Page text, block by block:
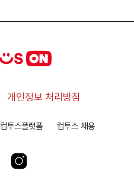
개인정보 처리방침
컴투스플랫폼 컴투스 채용